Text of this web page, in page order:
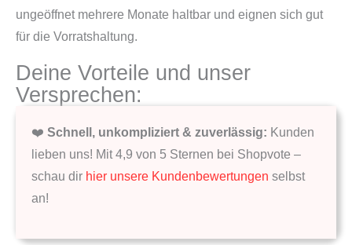
ungeöffnet mehrere Monate haltbar und eignen sich gut
für die Vorratshaltung.
Deine Vorteile und unser
Versprechen:
❤️ Schnell, unkompliziert & zuverlässig: Kunden
lieben uns! Mit 4,9 von 5 Sternen bei Shopvote –
schau dir hier unsere Kundenbewertungen selbst
an!